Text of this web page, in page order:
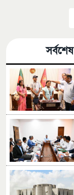
সর্বশেষ